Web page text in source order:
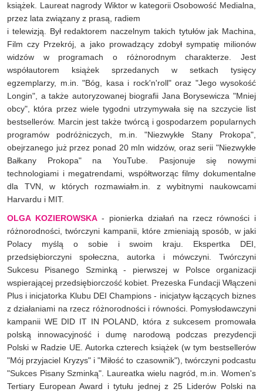
książek. Laureat nagrody Wiktor w kategorii Osobowość Medialna,
przez lata związany z prasą, radiem
i telewizją. Był redaktorem naczelnym takich tytułów jak Machina,
Film czy Przekrój, a jako prowadzący zdobył sympatię milionów
widzów w programach o różnorodnym charakterze. Jest
współautorem książek sprzedanych w setkach tysięcy
egzemplarzy, m.in. "Bóg, kasa i rock'n'roll" oraz "Jego wysokość
Longin", a także autoryzowanej biografii Jana Borysewicza "Mniej
obcy", która przez wiele tygodni utrzymywała się na szczycie list
bestsellerów. Marcin jest także twórcą i gospodarzem popularnych
programów podróżniczych, m.in. "Niezwykłe Stany Prokopa",
obejrzanego już przez ponad 20 mln widzów, oraz serii "Niezwykłe
Bałkany Prokopa" na YouTube. Pasjonuje się nowymi
technologiami i megatrendami, współtworząc filmy dokumentalne
dla TVN, w których rozmawiałm.in. z wybitnymi naukowcami
Harvardu i MIT.
OLGA KOZIEROWSKA- pionierka działań na rzecz równości i
różnorodności, twórczyni kampanii, które zmieniają sposób, w jaki
Polacy myślą o sobie i swoim kraju. Ekspertka DEI,
przedsiębiorczyni społeczna, autorka i mówczyni. Twórczyni
Sukcesu Pisanego Szminką - pierwszej w Polsce organizacji
wspierającej przedsiębiorczość kobiet. Prezeska Fundacji Włączeni
Plus i inicjatorka Klubu DEI Champions - inicjatyw łączących biznes
z działaniami na rzecz różnorodności i równości. Pomysłodawczyni
kampanii WE DID IT IN POLAND, która z sukcesem promowała
polską innowacyjność i dumę narodową podczas prezydencji
Polski w Radzie UE. Autorka czterech książek (w tym bestsellerów
"Mój przyjaciel Kryzys" i "Miłość to czasownik"), twórczyni podcastu
"Sukces Pisany Szminką". Laureatka wielu nagród, m.in. Women's
Tertiary European Award i tytułu jednej z 25 Liderów Polski na